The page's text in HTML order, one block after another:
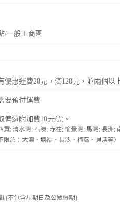
/一般工商區
優惠運費28元，滿128元，並兩個
要預付運費
偏遠附加費10元/票。
貢; 清水灣; 石澳; 赤柱; 愉景灣; 馬灣; 長洲;
限於：大澳、塘福、長沙、梅窩、貝澳等）
(不包含星期日及公眾假期).